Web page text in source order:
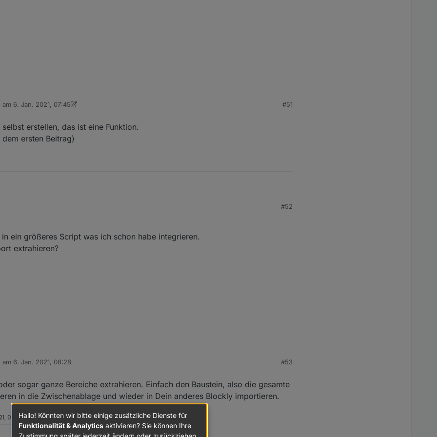
den "change Text" Baustein zu finden.
am 6. Jan. 2021, 07:45
von dslraser1. Juni 2021, 09:29
#51
erstellen, das ist eine Funktion.
ersten Beitrag)
aus dem ersten Beitrag)
#52
ein größeres Script was ich schon habe integrieren.
extrahieren?
es in ein größeres Script was ich schon habe integrieren.
am 6. Jan. 2021, 08:28
von
#53
sogar ganze Bereiche extrahieren. Einfach den Baustein, also die gesamte
in die Zwischenablage und wieder in Dein anderes Blockly importieren.
08:33Hallo! Könnten wir bitte einige zusätzliche Dienste für
Funktionalität & Analytics aktivieren? Sie können Ihre